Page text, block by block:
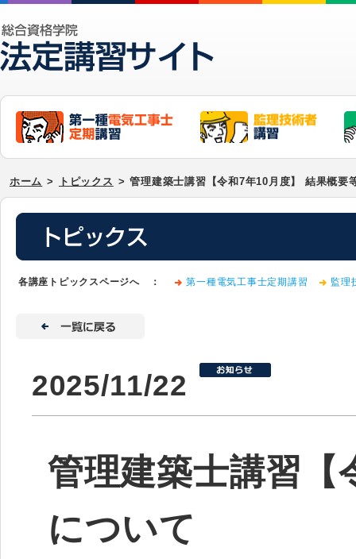
ホーム > トピックス > 管理建築士講習【令和7年10月度】 結果概要
各講座トピックスページへ ： 第一種電気工事士定期講習 監理
2025/11/22
管理建築士講習【
について